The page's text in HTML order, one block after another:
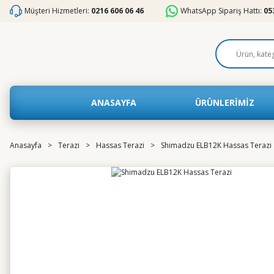
Müşteri Hizmetleri: 0216 606 06 46 WhatsApp Sipariş Hattı:
ANASAYFA ÜRÜNLERİMİZ
Anasayfa Terazi Hassas Terazi Shimadzu ELB12K Hassas Terazi